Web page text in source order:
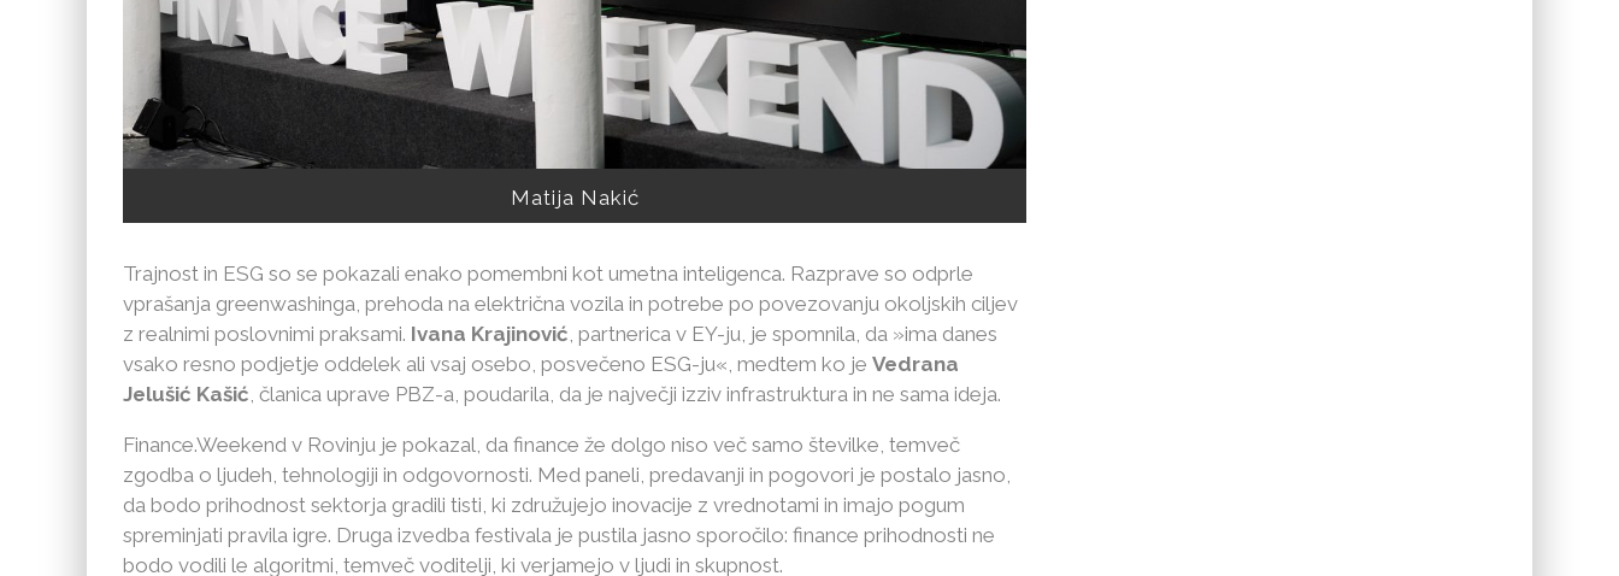
Matija Nakić
Trajnost in ESG so se pokazali enako pomembni kot umetna inteligenca. Razprave so odprle
vprašanja greenwashinga, prehoda na električna vozila in potrebe po povezovanju okoljskih ciljev
z realnimi poslovnimi praksami. Ivana Krajinović , partnerica v EY-ju, je spomnila, da »ima danes
vsako resno podjetje oddelek ali vsaj osebo, posvečeno ESG-ju«, medtem ko je Vedrana
Jelušić Kašić , članica uprave PBZ-a, poudarila, da je največji izziv infrastruktura in ne sama ideja.
Finance.Weekend v Rovinju je pokazal, da finance že dolgo niso več samo številke, temveč
zgodba o ljudeh, tehnologiji in odgovornosti. Med paneli, predavanji in pogovori je postalo jasno,
da bodo prihodnost sektorja gradili tisti, ki združujejo inovacije z vrednotami in imajo pogum
spreminjati pravila igre. Druga izvedba festivala je pustila jasno sporočilo: finance prihodnosti ne
bodo vodili le algoritmi, temveč voditelji, ki verjamejo v ljudi in skupnost.